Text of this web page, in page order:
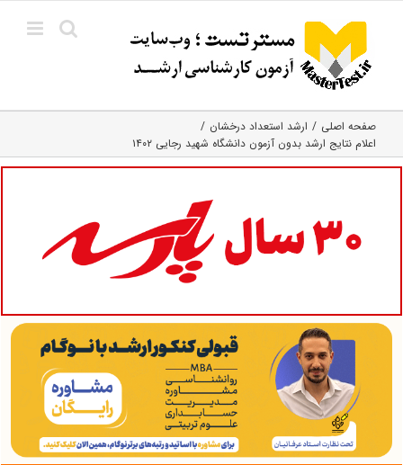
content
صفحه اصلی
ارشد استعداد درخشان
اعلام نتایج ارشد بدون آزمون دانشگاه شهید رجایی ۱۴۰۲